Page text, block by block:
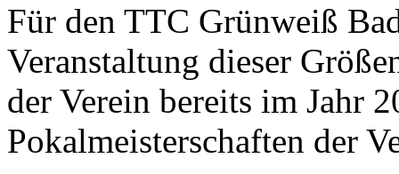
Für den TTC Grünweiß
Veranstaltung dieser
der Verein bereits im Jahr
Pokalmeisterschaften der